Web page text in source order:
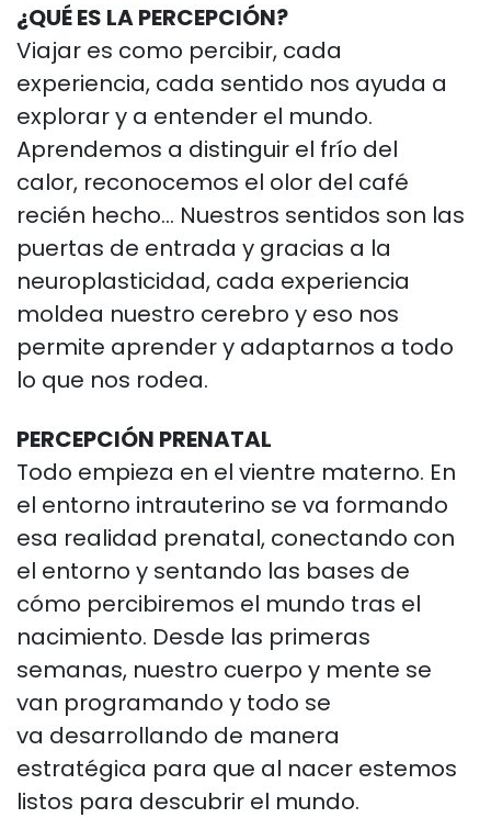
¿QUÉ ES LA PERCEPCIÓN?
Viajar es como percibir, cada
experiencia, cada sentido nos ayuda a
explorar y a entender el mundo.
Aprendemos a distinguir el frío del
calor, reconocemos el olor del café
recién hecho... Nuestros sentidos son las
puertas de entrada y gracias a la
neuroplasticidad, cada experiencia
moldea nuestro cerebro y eso nos
permite aprender y adaptarnos a todo
lo que nos rodea.
PERCEPCIÓN PRENATAL
Todo empieza en el vientre materno. En
el entorno intrauterino se va formando
esa realidad prenatal, conectando con
el entorno y sentando las bases de
cómo percibiremos el mundo tras el
nacimiento. Desde las primeras
semanas, nuestro cuerpo y mente se
van programando y todo se
va desarrollando de manera
estratégica para que al nacer estemos
listos para descubrir el mundo.